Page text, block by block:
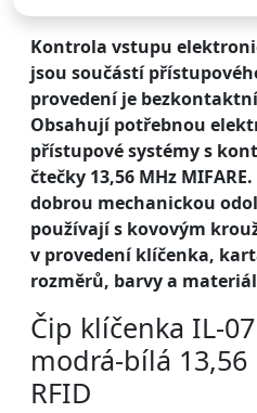
Kontrola vstupu
jsou součástí
provedení je bezkontaktní
Obsahují potřebnou
přístupové systémy s
čtečky 13,56 MHz
dobrou mechanickou
používají s kovovým
v provedení klíčenka,
rozměrů, barvy a
Čip klíčenka IL-
modrá-bílá 13,56
RFID